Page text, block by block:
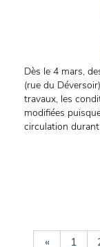
Dès le 4 mars,
(rue du
travaux, les
modifiées
circulation
« 1